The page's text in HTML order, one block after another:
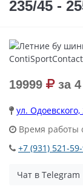
235/45 -
19999 за
ул. Одоевского,
Время работы
+7 (931) 521-
Чат в Telegram